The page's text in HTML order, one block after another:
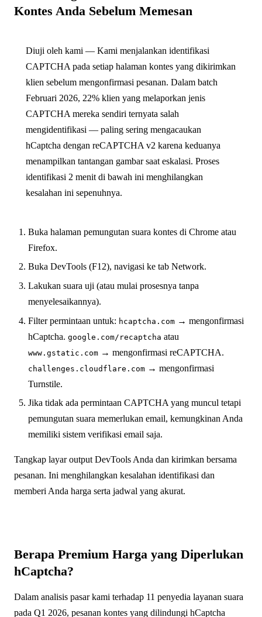
Kontes Anda Sebelum Memesan
Diuji oleh kami — Kami menjalankan identifikasi
CAPTCHA pada setiap halaman kontes yang dikirimkan
klien sebelum mengonfirmasi pesanan. Dalam batch
Februari 2026, 22% klien yang melaporkan jenis
CAPTCHA mereka sendiri ternyata salah
mengidentifikasi — paling sering mengacaukan
hCaptcha dengan reCAPTCHA v2 karena keduanya
menampilkan tantangan gambar saat eskalasi. Proses
identifikasi 2 menit di bawah ini menghilangkan
kesalahan ini sepenuhnya.
Buka halaman pemungutan suara kontes di Chrome atau
Firefox.
Buka DevTools (F12), navigasi ke tab Network.
Lakukan suara uji (atau mulai prosesnya tanpa
menyelesaikannya).
Filter permintaan untuk: hcaptcha.com → mengonfirmasi
hCaptcha. google.com/recaptcha atau
www.gstatic.com → mengonfirmasi reCAPTCHA.
challenges.cloudflare.com → mengonfirmasi
Turnstile.
Jika tidak ada permintaan CAPTCHA yang muncul tetapi
pemungutan suara memerlukan email, kemungkinan Anda
memiliki sistem verifikasi email saja.
Tangkap layar output DevTools Anda dan kirimkan bersama
pesanan. Ini menghilangkan kesalahan identifikasi dan
memberi Anda harga serta jadwal yang akurat.
Berapa Premium Harga yang Diperlukan
hCaptcha?
Dalam analisis pasar kami terhadap 11 penyedia layanan suara
pada Q1 2026, pesanan kontes yang dilindungi hCaptcha